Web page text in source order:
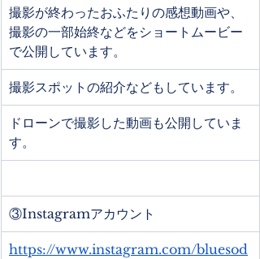
撮影が終わったおふたりの感想動画や、
撮影の一部始終などをショートムービー
で公開しています。
撮影スポットの紹介などもしています。
ドローンで撮影した動画も公開していま
す。
③Instagramアカウント
https://www.instagram.com/bluesod